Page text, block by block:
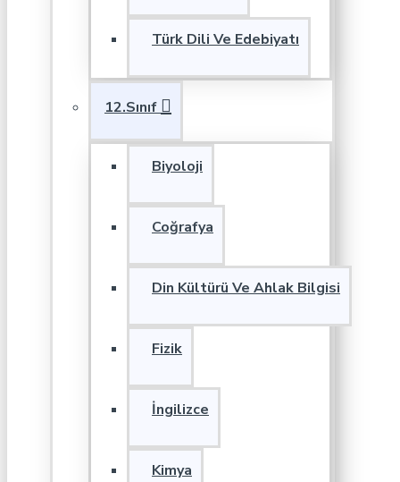
Türk Dili Ve Edebiyatı
12.Sınıf
Biyoloji
Coğrafya
Din Kültürü Ve Ahlak Bilgisi
Fizik
İngilizce
Kimya